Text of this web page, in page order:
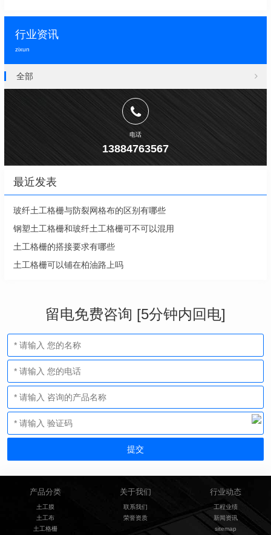
行业资讯
zixun
全部
电话
13884763567
最近发表
玻纤土工格栅与防裂网格布的区别有哪些
钢塑土工格栅和玻纤土工格栅可不可以混用
土工格栅的搭接要求有哪些
土工格栅可以铺在柏油路上吗
留电免费咨询 [5分钟内回电]
产品分类
土工膜
土工布
土工格栅
关于我们
联系我们
荣誉资质
行业动态
工程业绩
新闻资讯
sitemap